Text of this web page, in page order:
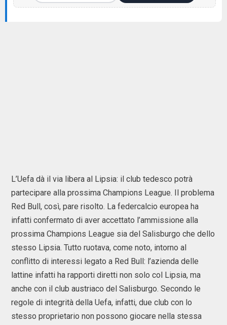
L’Uefa dà il via libera al Lipsia: il club tedesco potrà
partecipare alla prossima Champions League. Il problema
Red Bull, così, pare risolto. La federcalcio europea ha
infatti confermato di aver accettato l’ammissione alla
prossima Champions League sia del Salisburgo che dello
stesso Lipsia. Tutto ruotava, come noto, intorno al
conflitto di interessi legato a Red Bull: l’azienda delle
lattine infatti ha rapporti diretti non solo col Lipsia, ma
anche con il club austriaco del Salisburgo. Secondo le
regole di integrità della Uefa, infatti, due club con lo
stesso proprietario non possono giocare nella stessa